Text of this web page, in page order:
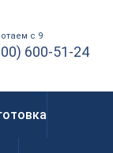
с 9
600-51-24